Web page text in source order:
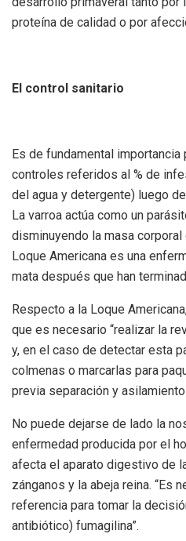
proteína de calidad o por
El control sanitario
Es de fundamental
controles referidos al % de
del agua y detergente) luego
La varroa actúa como un
disminuyendo la masa
Loque Americana es una
mata después que han
Respecto a la Loque
que es necesario “realizar la
y, en el caso de detectar esta
colmenas o marcarlas para
previa separación y
No puede dejarse de lado la
enfermedad producida por el
afecta el aparato digestivo de
zánganos y la abeja reina. “Es
referencia para tomar la
antibiótico) fumagilina”.